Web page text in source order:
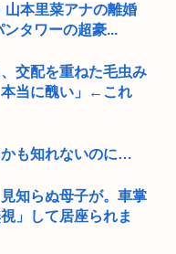
山本里菜アナの離婚
タワーの超豪...
交配を重ねた毛虫み
当に醜い」←これ
も知れないのに…
知らぬ母子が。車掌
」して居座られま